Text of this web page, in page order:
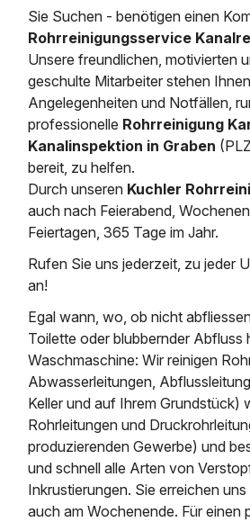
Heizung / Sanitär
Tiefbau
Unternehmen
Stellenangebote
Kontakt
Sie Suchen - benötigen einen
Rohrreinigungsservice
Unsere freundlichen, motivierten
geschulte Mitarbeiter stehen
Angelegenheiten und Notfällen,
professionelle Rohrreinigung
Kanalinspektion in Graben
bereit, zu helfen.
Durch unseren Kuchler
auch nach Feierabend,
Feiertagen, 365 Tage im Jahr.
Rufen Sie uns jederzeit, zu jeder
an!
Egal wann, wo, ob nicht
Toilette oder blubbernder Abfluss
Waschmaschine: Wir reinigen
Abwasserleitungen,
Keller und auf Ihrem Grundstück)
Rohrleitungen und
produzierenden Gewerbe) und
und schnell alle Arten von
Inkrustierungen. Sie erreichen
auch am Wochenende. Für einen